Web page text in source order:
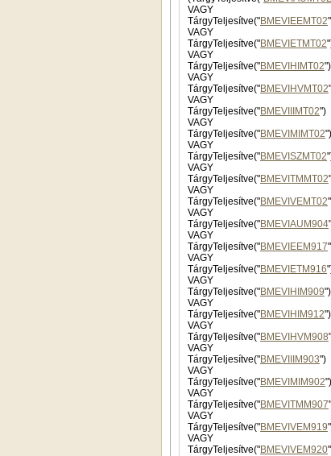
VAGY
TárgyTeljesítve("BMEVIEEMT02
VAGY
TárgyTeljesítve("BMEVIETMT02
VAGY
TárgyTeljesítve("BMEVIHIMT02")
VAGY
TárgyTeljesítve("BMEVIHVMT02
VAGY
TárgyTeljesítve("BMEVIIIMT02")
VAGY
TárgyTeljesítve("BMEVIMIMT02")
VAGY
TárgyTeljesítve("BMEVISZMT02
VAGY
TárgyTeljesítve("BMEVITMMT02
VAGY
TárgyTeljesítve("BMEVIVEMT02
VAGY
TárgyTeljesítve("BMEVIAUM904
VAGY
TárgyTeljesítve("BMEVIEEM917
VAGY
TárgyTeljesítve("BMEVIETM916
VAGY
TárgyTeljesítve("BMEVIHIM909")
VAGY
TárgyTeljesítve("BMEVIHIM912")
VAGY
TárgyTeljesítve("BMEVIHVM908
VAGY
TárgyTeljesítve("BMEVIIIM903")
VAGY
TárgyTeljesítve("BMEVIMIM902")
VAGY
TárgyTeljesítve("BMEVITMM907
VAGY
TárgyTeljesítve("BMEVIVEM919
VAGY
TárgyTeljesítve("BMEVIVEM920